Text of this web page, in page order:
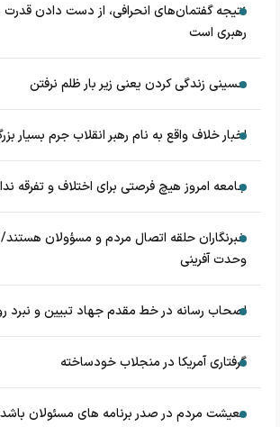
نتیجه گفتمان‌های انحرافی، از دست دادن
رهبری است
حسینی زندگی کردن یعنی زیر بار ظلم نرفتن
اخبار خلاف واقع به نام رهبر انقلاب جرم بسیار
جامعه امروز هیچ فرصتی برای اختلاف و تفرقه
خبرنگاران حلقه اتصال مردم و مسؤولان هستند/
وحدت آفرینی
اصحاب رسانه در خط مقدم جهاد تبیین و نبرد
گرفتاری آمریکا در منجلاب خودساخته
معیشت مردم در صدر برنامه های مسئولان باشد